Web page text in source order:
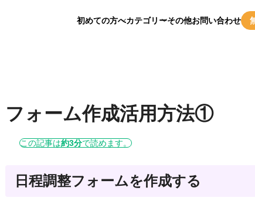
初めての方へカテゴリーその他お問い合わせ
フォーム作成活用方法①
この記事は約3分で読めます。
日程調整フォームを作成する